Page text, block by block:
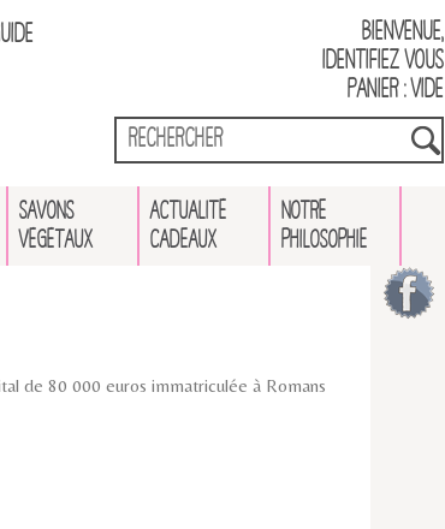
e
Bienvenue,
identifiez vous
Panier : vide
SAVONS
VÉGÉTAUX
ACTUALITÉ
CADEAUX
NOTRE
PHILOSOPHIE
de 80 000 euros immatriculée à Romans